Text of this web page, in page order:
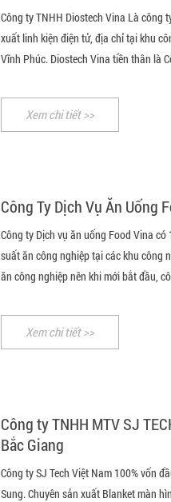
Công ty TNHH Diostech Vina Là công
xuất linh kiện điện tử, địa chỉ tại khu
Vĩnh Phúc. Diostech Vina tiền thân là
Xem chi tiết >>
Công Ty Dịch Vụ Ăn Uống
Công ty Dịch vụ ăn uống Food Vina
suất ăn công nghiệp tại các khu công
ăn công nghiệp nên khi mới bắt đầu,
Xem chi tiết >>
Công ty TNHH MTV SJ
Bắc Giang
Công ty SJ Tech Việt Nam 100% vốn
Sung. Chuyên sản xuất Blanket màn